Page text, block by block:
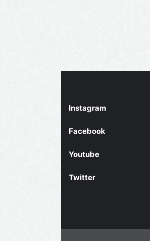
Instagram
Facebook
Youtube
Twitter